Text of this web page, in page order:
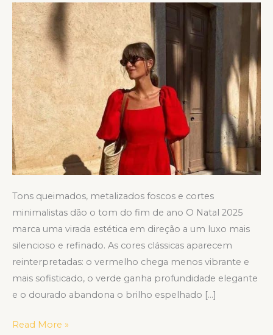
Tons queimados, metalizados foscos e cortes
minimalistas dão o tom do fim de ano O Natal 2025
marca uma virada estética em direção a um luxo mais
silencioso e refinado. As cores clássicas aparecem
reinterpretadas: o vermelho chega menos vibrante e
mais sofisticado, o verde ganha profundidade elegante
e o dourado abandona o brilho espelhado […]
2025:
o
novo
luxo
minimalista
Read More »